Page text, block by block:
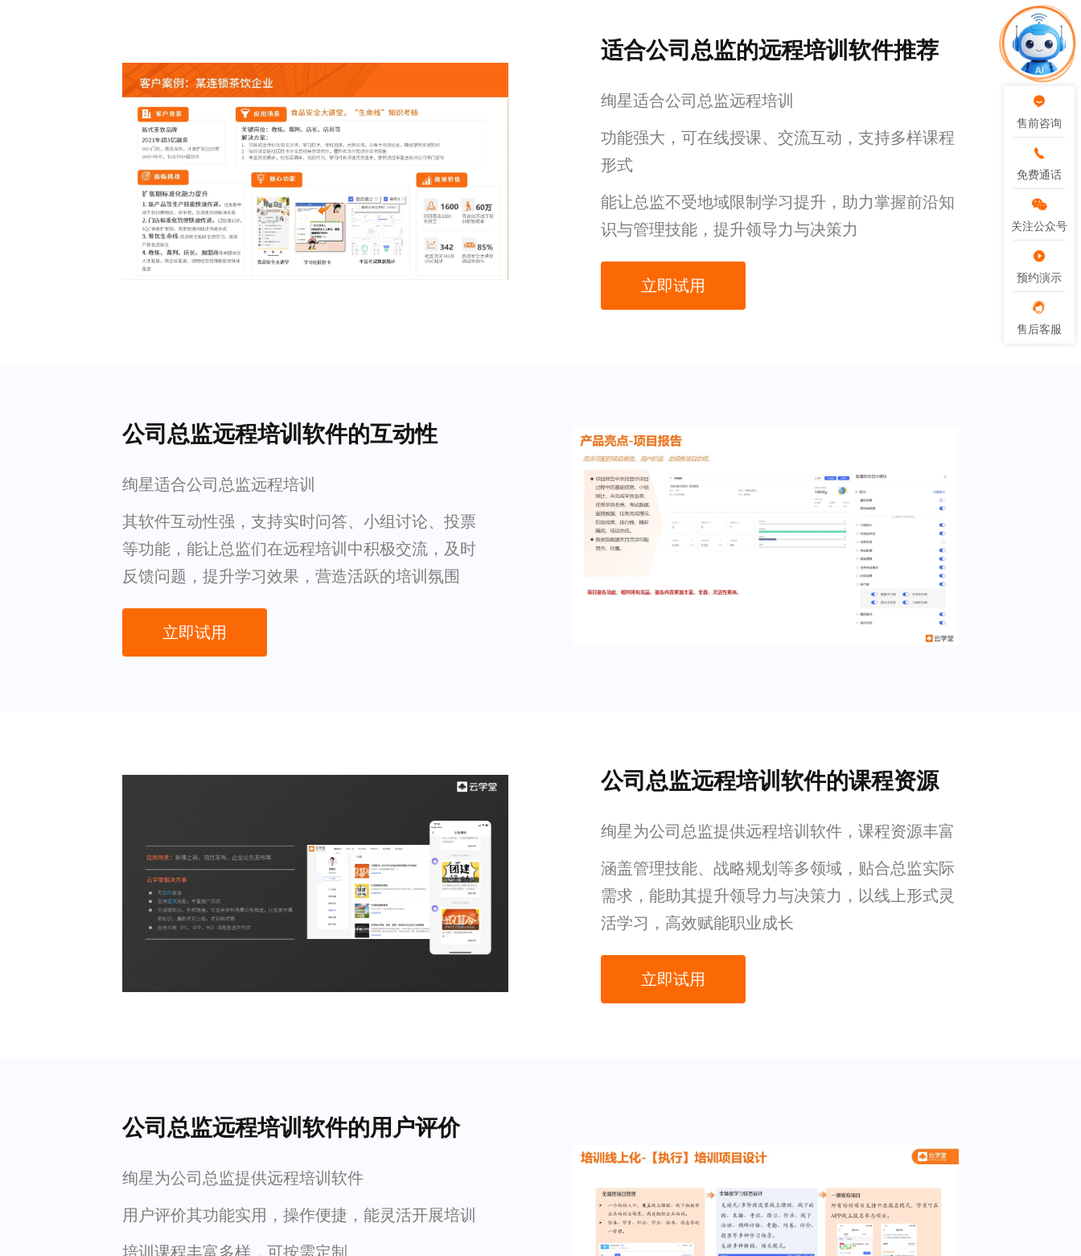
售前咨询
免费通话
关注公众号
预约演示
售后客服
适合公司总监的远程培训软件推荐
绚星适合公司总监远程培训
功能强大，可在线授课、交流互动，支持多样课程
形式
能让总监不受地域限制学习提升，助力掌握前沿知
识与管理技能，提升领导力与决策力
立即试用
公司总监远程培训软件的互动性
绚星适合公司总监远程培训
其软件互动性强，支持实时问答、小组讨论、投票
等功能，能让总监们在远程培训中积极交流，及时
反馈问题，提升学习效果，营造活跃的培训氛围
立即试用
公司总监远程培训软件的课程资源
绚星为公司总监提供远程培训软件，课程资源丰富
涵盖管理技能、战略规划等多领域，贴合总监实际
需求，能助其提升领导力与决策力，以线上形式灵
活学习，高效赋能职业成长
立即试用
公司总监远程培训软件的用户评价
绚星为公司总监提供远程培训软件
用户评价其功能实用，操作便捷，能灵活开展培训
培训课程丰富多样，可按需定制
售前咨询
免费通话
关注公众号
预约演示
售后客服